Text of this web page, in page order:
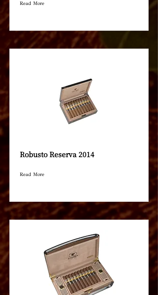
Read More
Robusto Reserva 2014
Read More